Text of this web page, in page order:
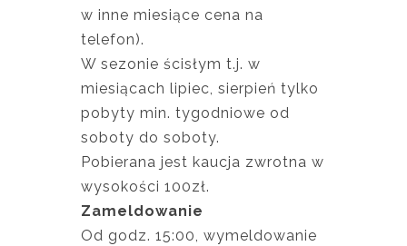
w inne miesiące cena na
telefon).
W sezonie ścisłym t.j. w
miesiącach lipiec, sierpień tylko
pobyty min. tygodniowe od
soboty do soboty.
Pobierana jest kaucja zwrotna w
wysokości 100zł.
Zameldowanie
Od godz. 15:00, wymeldowanie